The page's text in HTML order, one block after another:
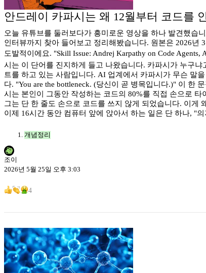
안드레이 카파시는 왜 12월부터 코드를
오늘 유튜브를 둘러보다가 흥미로운 영상을 하나 발견했습
인터뷰까지 찾아 들어보고 정리해봤습니다. 원본은 2026년
도발적이에요. "Skill Issue: Andrej Karpathy on Code
시는 이 단어를 진지하게 들고 나왔습니다. 카파시가 누구
트를 하고 있는 사람입니다. AI 업계에서 카파시가 무슨 말
다. "You are the bottleneck. (당신이 곧 병목입니다.)" 이 한
시는 본인이 그동안 작성하는 코드의 80%를 직접 손으로
그는 단 한 줄도 손으로 코드를 쓰지 않게 되었습니다. 이게
이제 16시간 동안 컴퓨터 앞에 앉아서 하는 일은 단 하나, "
개념정리
조이
2026년 5월 25일 오후 3:03
4